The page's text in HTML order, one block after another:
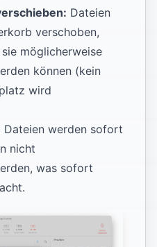
Dateien
verschoben,
möglicherweise
können (kein
wird
Dateien werden sofort
nicht
was sofort